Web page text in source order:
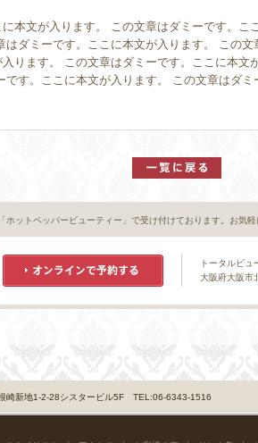
本文が入ります。 この文章はダミーです。こ
はダミーです。ここに本文が入ります。 この
ります。 この文章はダミーです。ここに本
です。ここに本文が入ります。 この文章はダミ
ホットペッパービューティー」で受け付けております。お気軽
トータルビュ
大阪府大阪
崎新地1-2-28シスタービル5F TEL:06-6343-1516